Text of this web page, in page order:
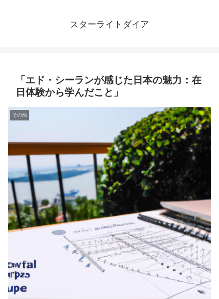
スターライトダイア
「エド・シーランが感じた日本の魅力：在
日体験から学んだこと」
その他